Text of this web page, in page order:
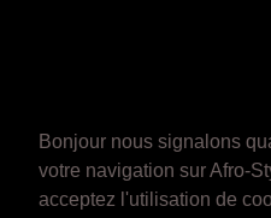
Bonjour nous signalons
votre navigation sur Afro-
acceptez l'utilisation de